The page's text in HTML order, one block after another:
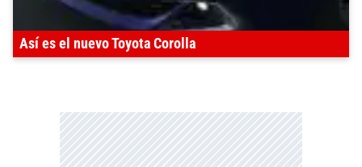
Así es el nuevo Toyota Corolla